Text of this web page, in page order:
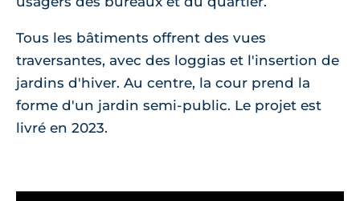
Tous les bâtiments offrent des vues
traversantes, avec des loggias et l'insertion de
jardins d'hiver. Au centre, la cour prend la
forme d'un jardin semi-public. Le projet est
livré en 2023.